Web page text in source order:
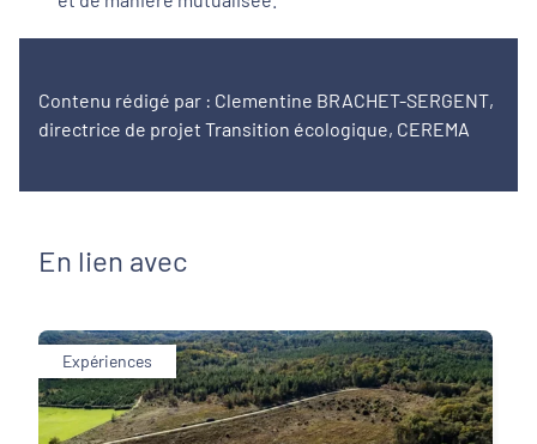
Contenu rédigé par : Clementine BRACHET-SERGENT,
directrice de projet Transition écologique, CEREMA
En lien avec
Expériences